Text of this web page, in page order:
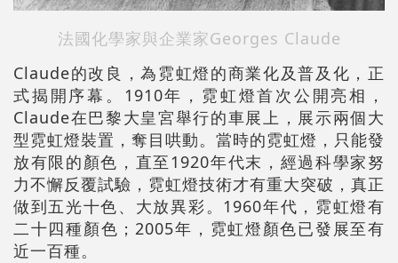
法國化學家與企業家Georges Claude
Claude的改良，為霓虹燈的商業化及普及化，正
式揭開序幕。1910年，霓虹燈首次公開亮相，
Claude在巴黎大皇宮舉行的車展上，展示兩個大
型霓虹燈裝置，奪目哄動。當時的霓虹燈，只能發
放有限的顏色，直至1920年代末，經過科學家努
力不懈反覆試驗，霓虹燈技術才有重大突破，真正
做到五光十色、大放異彩。1960年代，霓虹燈有
二十四種顏色；2005年，霓虹燈顏色已發展至有
近一百種。